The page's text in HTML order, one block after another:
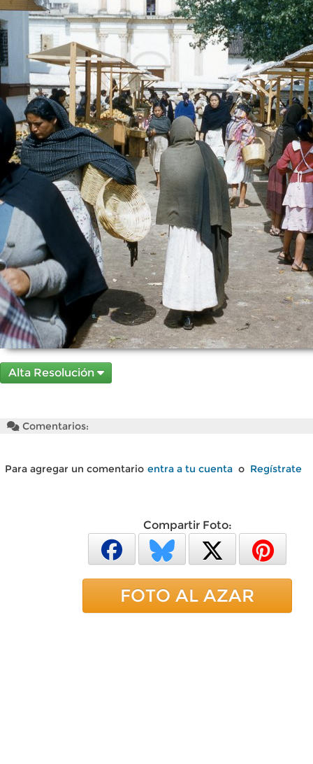
Alta Resolución
Comentarios:
Para agregar un comentario entra a tu cuenta o Regístrate
Compartir Foto:
FOTO AL AZAR